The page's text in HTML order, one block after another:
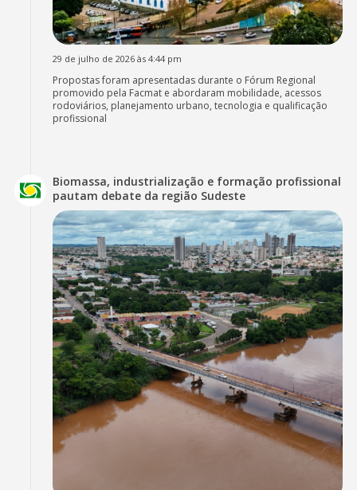
29 de julho de 2026 às 4:44 pm
Propostas foram apresentadas durante o Fórum Regional
promovido pela Facmat e abordaram mobilidade, acessos
rodoviários, planejamento urbano, tecnologia e qualificação
profissional
Biomassa, industrialização e formação profissional
pautam debate da região Sudeste